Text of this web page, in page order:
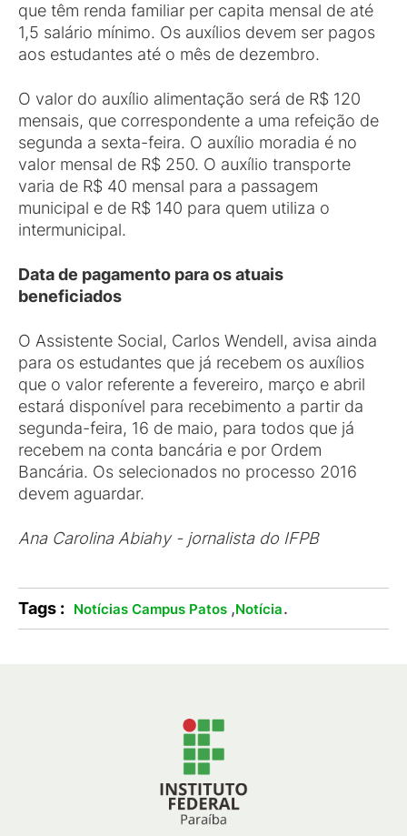
que têm renda familiar per capita mensal de até
1,5 salário mínimo. Os auxílios devem ser pagos
aos estudantes até o mês de dezembro.
O valor do auxílio alimentação será de R$ 120
mensais, que correspondente a uma refeição de
segunda a sexta-feira. O auxílio moradia é no
valor mensal de R$ 250. O auxílio transporte
varia de R$ 40 mensal para a passagem
municipal e de R$ 140 para quem utiliza o
intermunicipal.
Data de pagamento para os atuais
beneficiados
O Assistente Social, Carlos Wendell, avisa ainda
para os estudantes que já recebem os auxílios
que o valor referente a fevereiro, março e abril
estará disponível para recebimento a partir da
segunda-feira, 16 de maio, para todos que já
recebem na conta bancária e por Ordem
Bancária. Os selecionados no processo 2016
devem aguardar.
Ana Carolina Abiahy - jornalista do IFPB
Tags : Notícias Campus Patos ,Notícia.